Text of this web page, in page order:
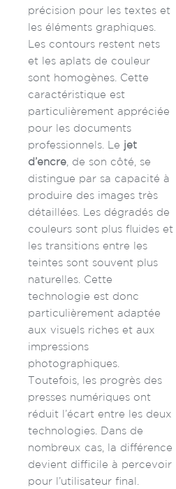
précision pour les textes et
les éléments graphiques.
Les contours restent nets
et les aplats de couleur
sont homogènes. Cette
caractéristique est
particulièrement appréciée
pour les documents
professionnels. Le jet
d’encre, de son côté, se
distingue par sa capacité à
produire des images très
détaillées. Les dégradés de
couleurs sont plus fluides et
les transitions entre les
teintes sont souvent plus
naturelles. Cette
technologie est donc
particulièrement adaptée
aux visuels riches et aux
impressions
photographiques.
Toutefois, les progrès des
presses numériques ont
réduit l’écart entre les deux
technologies. Dans de
nombreux cas, la différence
devient difficile à percevoir
pour l’utilisateur final.